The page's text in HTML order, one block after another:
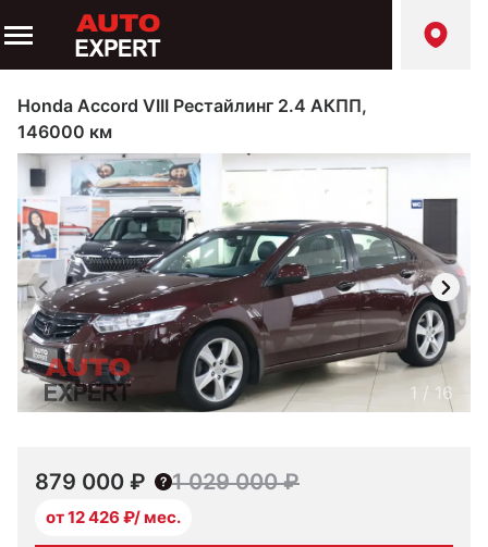
Honda Accord VIII Рестайлинг 2.4 АКПП,
146000 км
1 / 16
879 000 ₽ 1 029 000 ₽
от 12 426 ₽/ мес.